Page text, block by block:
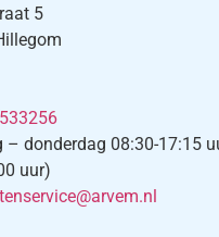
5
– donderdag 08:30-17:15
uur)